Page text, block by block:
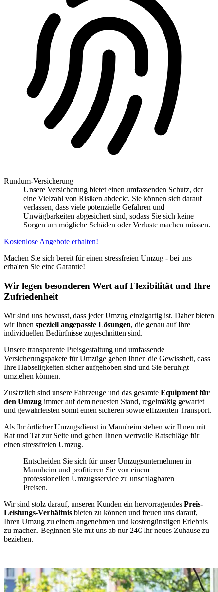
Rundum-Versicherung
Unsere Versicherung bietet einen umfassenden Schutz, der
eine Vielzahl von Risiken abdeckt. Sie können sich darauf
verlassen, dass viele potenzielle Gefahren und
Unwägbarkeiten abgesichert sind, sodass Sie sich keine
Sorgen um mögliche Schäden oder Verluste machen müssen.
Kostenlose Angebote erhalten!
Machen Sie sich bereit für einen stressfreien Umzug - bei uns
erhalten Sie eine Garantie!
Wir legen besonderen Wert auf Flexibilität und Ihre
Zufriedenheit
Wir sind uns bewusst, dass jeder Umzug einzigartig ist. Daher bieten
wir Ihnen speziell angepasste Lösungen, die genau auf Ihre
individuellen Bedürfnisse zugeschnitten sind.
Unsere transparente Preisgestaltung und umfassende
Versicherungspakete für Umzüge geben Ihnen die Gewissheit, dass
Ihre Habseligkeiten sicher aufgehoben sind und Sie beruhigt
umziehen können.
Zusätzlich sind unsere Fahrzeuge und das gesamte Equipment für
den Umzug immer auf dem neuesten Stand, regelmäßig gewartet
und gewährleisten somit einen sicheren sowie effizienten Transport.
Als Ihr örtlicher Umzugsdienst in Mannheim stehen wir Ihnen mit
Rat und Tat zur Seite und geben Ihnen wertvolle Ratschläge für
einen stressfreien Umzug.
Entscheiden Sie sich für unser Umzugsunternehmen in
Mannheim und profitieren Sie von einem
professionellen Umzugsservice zu unschlagbaren
Preisen.
Wir sind stolz darauf, unseren Kunden ein hervorragendes Preis-
Leistungs-Verhältnis bieten zu können und freuen uns darauf,
Ihren Umzug zu einem angenehmen und kostengünstigen Erlebnis
zu machen. Beginnen Sie mit uns ab nur 24€ Ihr neues Zuhause zu
beziehen.